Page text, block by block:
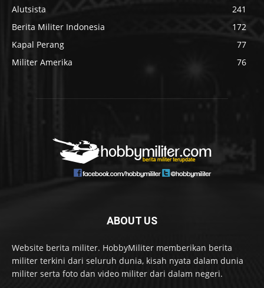
Alutsista
241
Berita Militer Indonesia
172
Kapal Perang
77
Militer Amerika
76
ABOUT US
Website berita militer. HobbyMiliter memberikan berita
militer terkini dari seluruh dunia, kisah nyata dalam dunia
militer serta foto dan video militer dari dalam negeri.